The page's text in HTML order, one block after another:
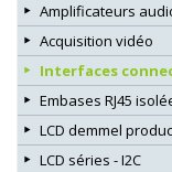
Amplificateurs
Acquisition vidéo
Interfaces
Embases RJ45
LCD demmel
LCD séries - I2C